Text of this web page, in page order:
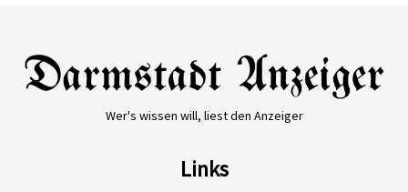
Wer's wissen will, liest den Anzeiger
Links